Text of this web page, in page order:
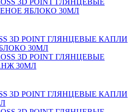
3D POINT ГЛЯНЦЕВЫЕ КАПЛИ
30МЛ
3D POINT ГЛЯНЦЕВЫЕ КАПЛИ